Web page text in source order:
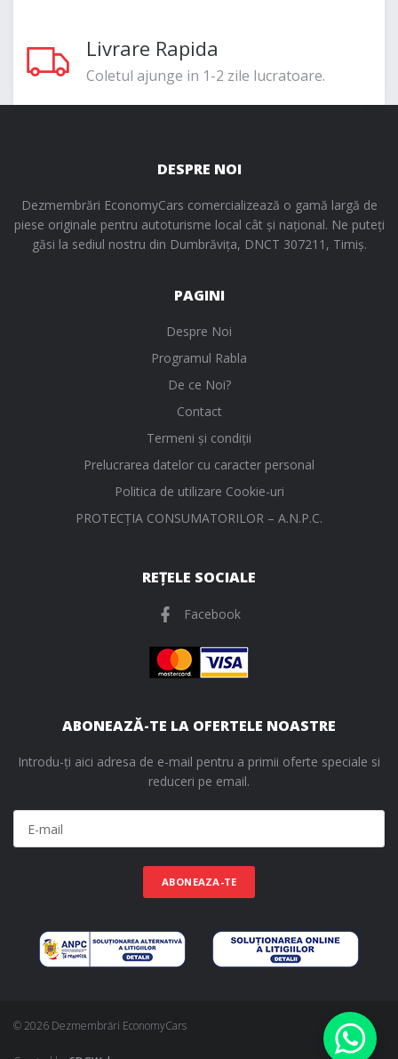
Livrare Rapida
Coletul ajunge in 1-2 zile lucratoare.
DESPRE NOI
Dezmembrări EconomyCars comercializează o gamă largă de
piese originale pentru autoturisme local cât și național. Ne puteți
găsi la sediul nostru din Dumbrăvița, DNCT 307211, Timiș.
PAGINI
Despre Noi
Programul Rabla
De ce Noi?
Contact
Termeni și condiții
Prelucrarea datelor cu caracter personal
Politica de utilizare Cookie-uri
PROTECŢIA CONSUMATORILOR – A.N.P.C.
REȚELE SOCIALE
Facebook
ABONEAZĂ-TE LA OFERTELE NOASTRE
Introdu-ți aici adresa de e-mail pentru a primii oferte speciale si
reduceri pe email.
ABONEAZA-TE
© 2026 Dezmembrări EconomyCars